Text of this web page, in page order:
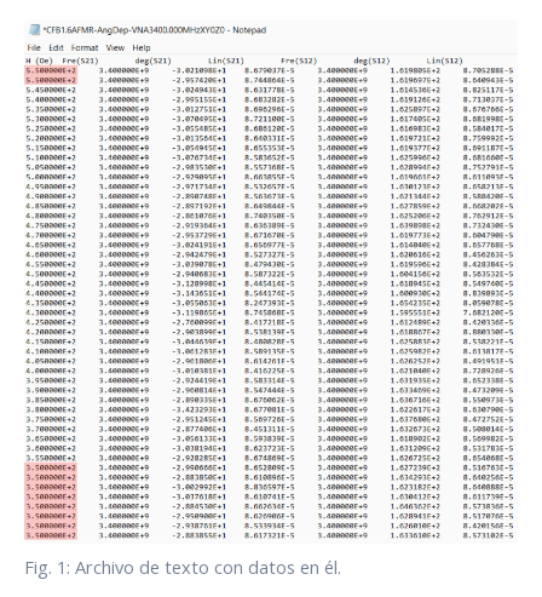
Fig. 1: Archivo de texto con datos en él.